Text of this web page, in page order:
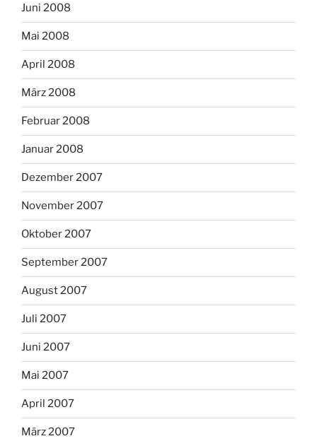
Juni 2008
Mai 2008
April 2008
März 2008
Februar 2008
Januar 2008
Dezember 2007
November 2007
Oktober 2007
September 2007
August 2007
Juli 2007
Juni 2007
Mai 2007
April 2007
März 2007